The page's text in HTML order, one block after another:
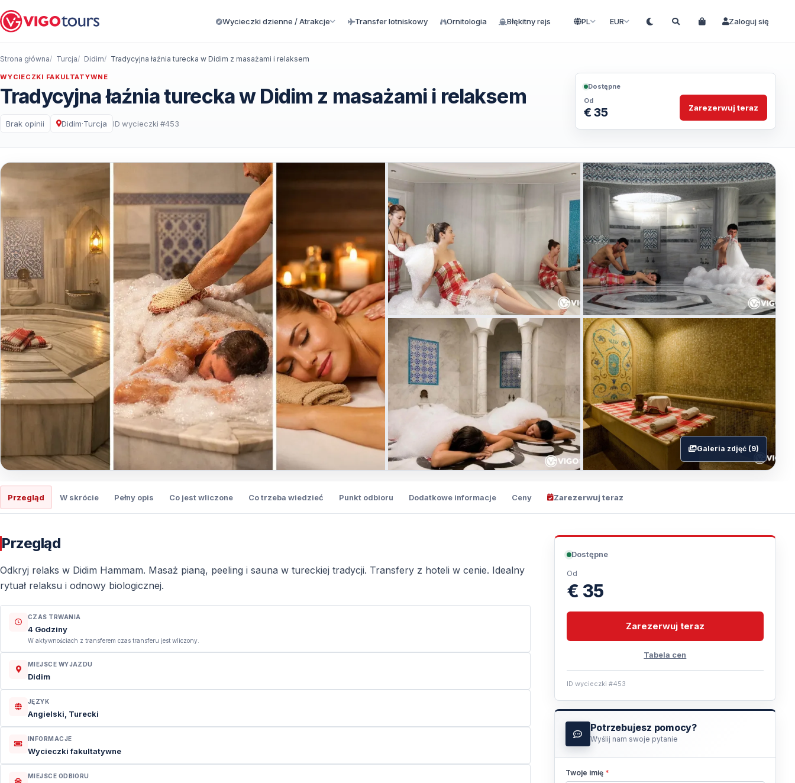
Wycieczki dzienne / Atrakcje Transfer lotniskowy Ornitologia Błękitny rejs PL EUR Zaloguj się
Strona główna Turcja Didim Tradycyjna łaźnia turecka w Didim z masażami i relaksem
WYCIECZKI FAKULTATYWNE
Tradycyjna łaźnia turecka w Didim z masażami i relaksem
Brak opinii Didim·Turcja ID wycieczki #453
Dostępne
Od
€ 35 Zarezerwuj teraz
Galeria zdjęć (9)
Przegląd W skrócie Pełny opis Co jest wliczone Co trzeba wiedzieć Punkt odbioru Dodatkowe informacje Ceny Zarezerwuj teraz
Przegląd
Odkryj relaks w Didim Hammam. Masaż pianą, peeling i sauna w tureckiej tradycji. Transfery z hoteli w cenie. Idealny
rytuał relaksu i odnowy biologicznej.
CZAS TRWANIA
4 Godziny
W aktywnościach z transferem czas transferu jest wliczony.
MIEJSCE WYJAZDU
Didim
JĘZYK
Angielski, Turecki
INFORMACJE
Wycieczki fakultatywne
MIEJSCE ODBIORU
Dostępne
Od
€ 35
Zarezerwuj teraz
Tabela cen
ID wycieczki #453
Potrzebujesz pomocy?
Wyślij nam swoje pytanie
Twoje imię *